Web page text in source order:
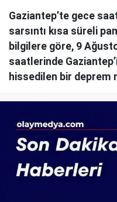
Gaziantep’te gece
sarsıntı kısa süreli
bilgilere göre, 9
saatlerinde
hissedilen bir deprem